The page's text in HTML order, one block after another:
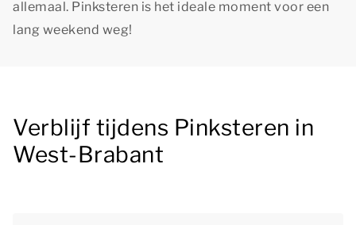
allemaal. Pinksteren is het ideale moment voor een
lang weekend weg!
Verblijf tijdens Pinksteren in
West-Brabant